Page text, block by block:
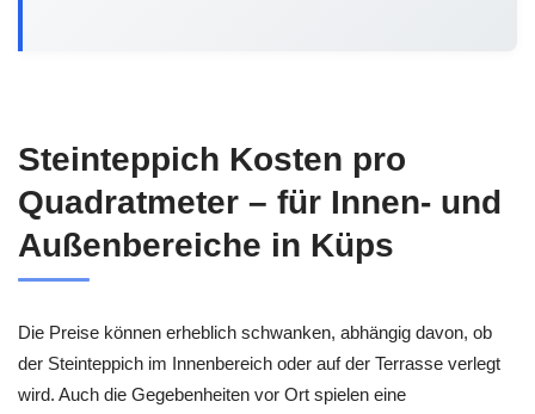
Steinteppich Kosten pro
Quadratmeter – für Innen- und
Außenbereiche in Küps
Die Preise können erheblich schwanken, abhängig davon, ob
der Steinteppich im Innenbereich oder auf der Terrasse verlegt
wird. Auch die Gegebenheiten vor Ort spielen eine